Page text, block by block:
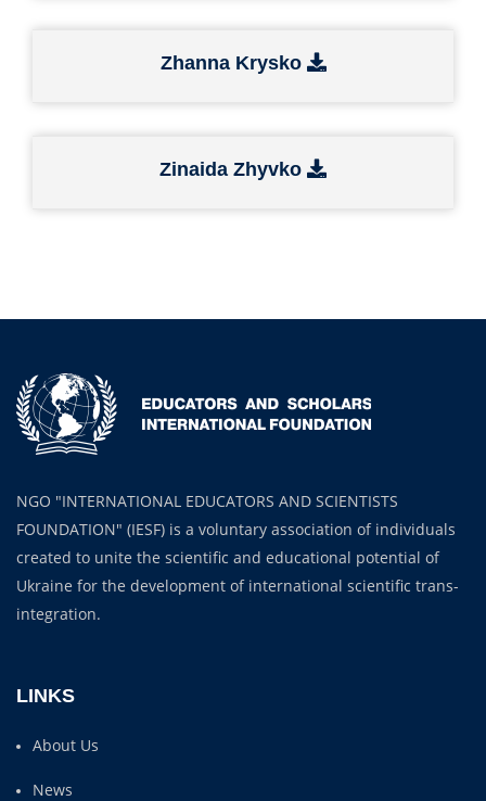
Zhanna Krysko
Zinaida Zhyvko
NGO "INTERNATIONAL EDUCATORS AND SCIENTISTS
FOUNDATION" (IESF) is a voluntary association of individuals
created to unite the scientific and educational potential of
Ukraine for the development of international scientific trans-
integration.
LINKS
About Us
News